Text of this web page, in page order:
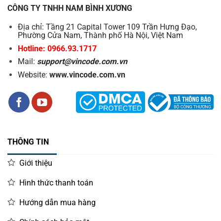
CÔNG TY TNHH NAM BÌNH XƯƠNG
Địa chỉ: Tầng 21 Capital Tower 109 Trần Hưng Đạo,
Phường Cửa Nam, Thành phố Hà Nội, Việt Nam
Hotline: 0966.93.1717
Mail: support@vincode.com.vn
Website: www.vincode.com.vn
THÔNG TIN
Giới thiệu
Hình thức thanh toán
Hướng dẫn mua hàng